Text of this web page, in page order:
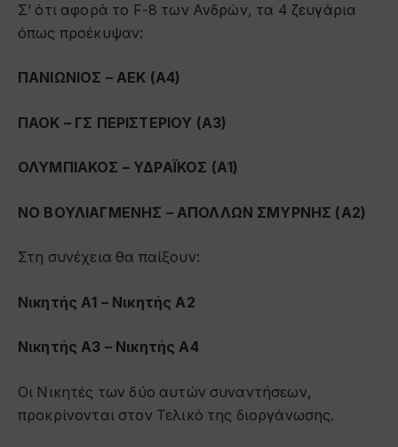
Σ’ ότι αφορά το F-8 των Ανδρών, τα 4 ζευγάρια
όπως προέκυψαν:
ΠΑΝΙΩΝΙΟΣ – ΑΕΚ (Α4)
ΠΑΟΚ – ΓΣ ΠΕΡΙΣΤΕΡΙΟΥ (Α3)
ΟΛΥΜΠΙΑΚΟΣ – ΥΔΡΑΪΚΟΣ (Α1)
ΝΟ ΒΟΥΛΙΑΓΜΕΝΗΣ – ΑΠΟΛΛΩΝ ΣΜΥΡΝΗΣ (Α2)
Στη συνέχεια θα παίξουν:
Νικητής Α1 – Νικητής Α2
Νικητής Α3 – Νικητής Α4
Οι Νικητές των δύο αυτών συναντήσεων,
προκρίνονται στον Τελικό της διοργάνωσης.